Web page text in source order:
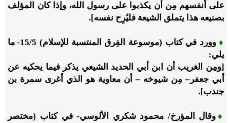
على أنفسهم مِن أن يكذبوا على رسول الله، وإذا كان المؤلف
بصنيعه هذا يتملق الشيعة فليُرِح نفسه].
♦وورد في كتاب (موسوعة الفِرق المنتسبة للإسلام) 5
/‏
15- ما
يلي:
[ومِن الغريب أن ابن أبي الحديد الشيعي يذكر فيما يحكيه عن
أبي جعفر– مِن شيوخه – أن معاوية هو الذي أغرى سمرة بن
جندب].
♦وقال المؤرخ/ محمود شكري الألوسي- في كتاب (مختصر